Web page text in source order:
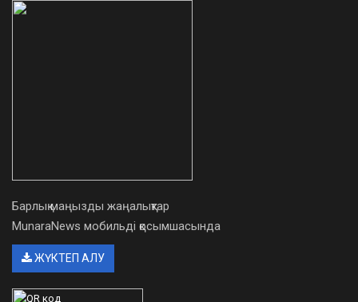
Барлық маңызды жаңалықтар
MunaraNews мобильді қосымшасында
ЖҮКТЕП АЛУ